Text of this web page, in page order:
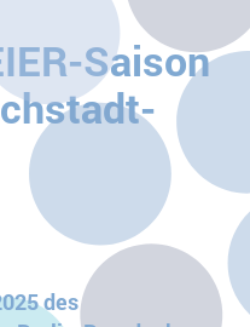
Saison
des